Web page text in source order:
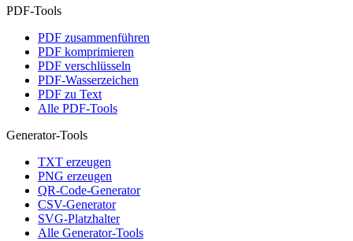
PDF-Tools
PDF zusammenführen
PDF komprimieren
PDF verschlüsseln
PDF-Wasserzeichen
PDF zu Text
Alle PDF-Tools
Generator-Tools
TXT erzeugen
PNG erzeugen
QR-Code-Generator
CSV-Generator
SVG-Platzhalter
Alle Generator-Tools